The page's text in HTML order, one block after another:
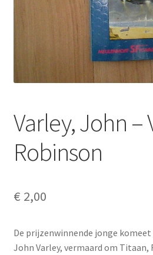
Varley, John –
Robinson
€ 2,00
De prijzenwinnende jonge
John Varley, vermaard om Titaan,